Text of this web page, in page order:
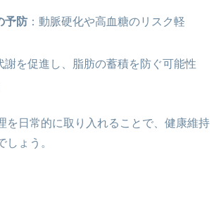
予防 ：動脈硬化や高血糖のリスク軽
謝を促進し、脂肪の蓄積を防ぐ可能性
を日常的に取り入れることで、健康維持
しょう。